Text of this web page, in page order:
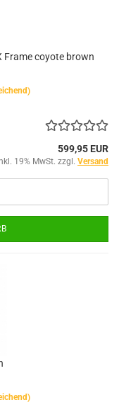
Frame coyote brown
599,95 EUR
19% MwSt. zzgl. Versand